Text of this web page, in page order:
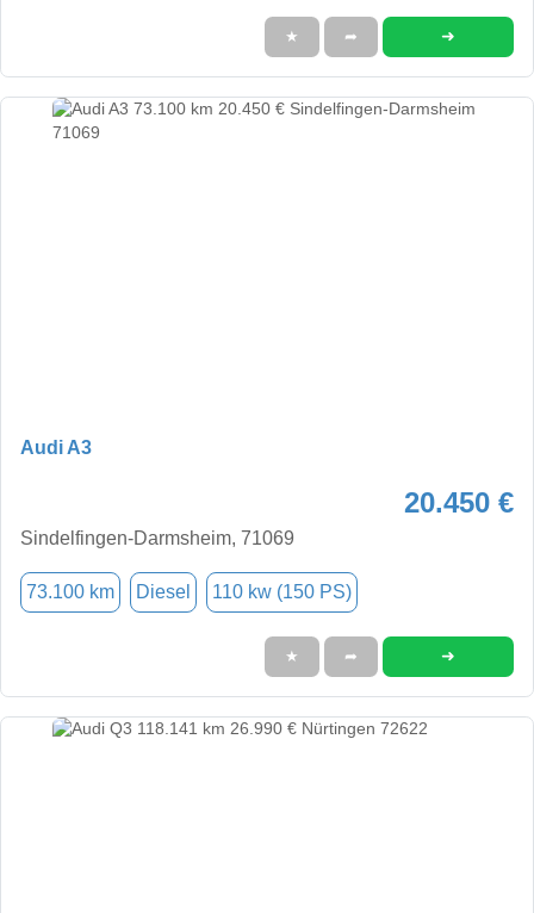
★ ➦ ➜
Audi A3
20.450 €
Sindelfingen-Darmsheim, 71069
73.100 km Diesel 110 kw (150 PS)
★ ➦ ➜